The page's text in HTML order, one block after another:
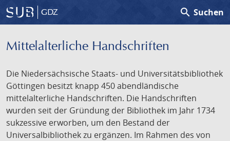
GDZ search Suchen
Mittelalterliche Handschriften
Die Niedersächsische Staats- und Universitätsbibliothek
Göttingen besitzt knapp 450 abendländische
mittelalterliche Handschriften. Die Handschriften
wurden seit der Gründung der Bibliothek im Jahr 1734
sukzessive erworben, um den Bestand der
Universalbibliothek zu ergänzen. Im Rahmen des von